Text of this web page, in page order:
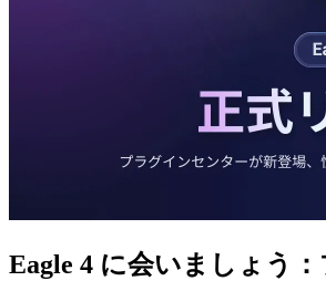
Eagle 4 に会いましょう